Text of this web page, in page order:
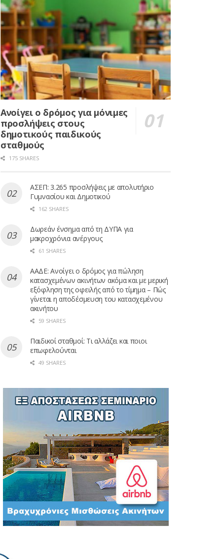
Ανοίγει ο δρόμος για μόνιμες
προσλήψεις στους
δημοτικούς παιδικούς
σταθμούς
175 SHARES
ΑΣΕΠ: 3.265 προσλήψεις με απολυτήριο
Γυμνασίου και Δημοτικού
162 SHARES
Δωρεάν ένσημα από τη ΔΥΠΑ για
μακροχρόνια ανέργους
61 SHARES
ΑΑΔΕ: Ανοίγει ο δρόμος για πώληση
κατασχεμένων ακινήτων ακόμα και με μερική
εξόφληση της οφειλής από το τίμημα – Πώς
γίνεται η αποδέσμευση του κατασχεμένου
ακινήτου
59 SHARES
Παιδικοί σταθμοί: Τι αλλάζει και ποιοι
επωφελούνται
49 SHARES